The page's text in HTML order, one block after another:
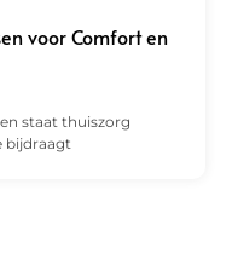
voor Comfort en
staat thuiszorg
bijdraagt